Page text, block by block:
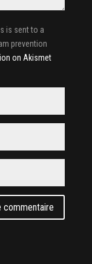
is sent to a
prevention
on Akismet